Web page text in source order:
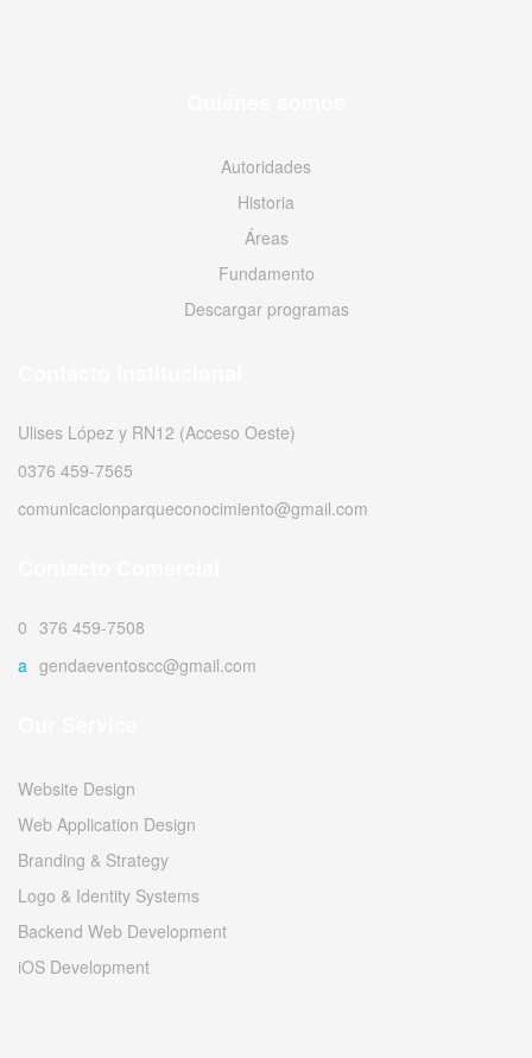
Autoridades
Historia
Áreas
Fundamento
Descargar programas
Ulises López y RN12 (Acceso Oeste)
0376 459-7565
comunicacionparqueconocimiento@gmail.com
0376 459-7508
agendaeventoscc@gmail.com
Website Design
Web Application Design
Branding & Strategy
Logo & Identity Systems
Backend Web Development
iOS Development